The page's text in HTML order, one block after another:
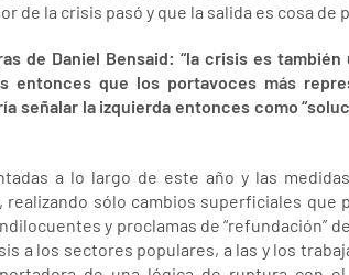
de la crisis pasó y que la salida es cosa
de Daniel Bensaid: “la crisis es
entonces que los portavoces más
señalar la izquierda entonces como
a lo largo de este año y las
sólo cambios superficiales
y proclamas de “refundación”
a los sectores populares, a las y los